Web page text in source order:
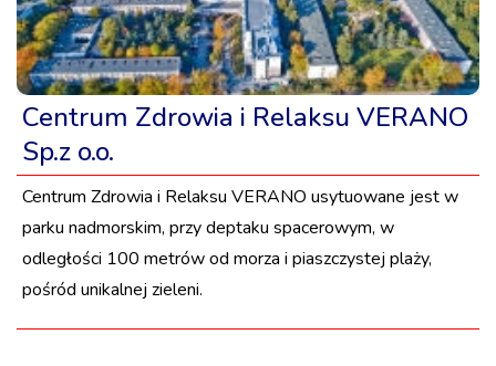
Centrum Zdrowia i Relaksu VERANO
Sp.z o.o.
Centrum Zdrowia i Relaksu VERANO usytuowane jest w
parku nadmorskim, przy deptaku spacerowym, w
odległości 100 metrów od morza i piaszczystej plaży,
pośród unikalnej zieleni.